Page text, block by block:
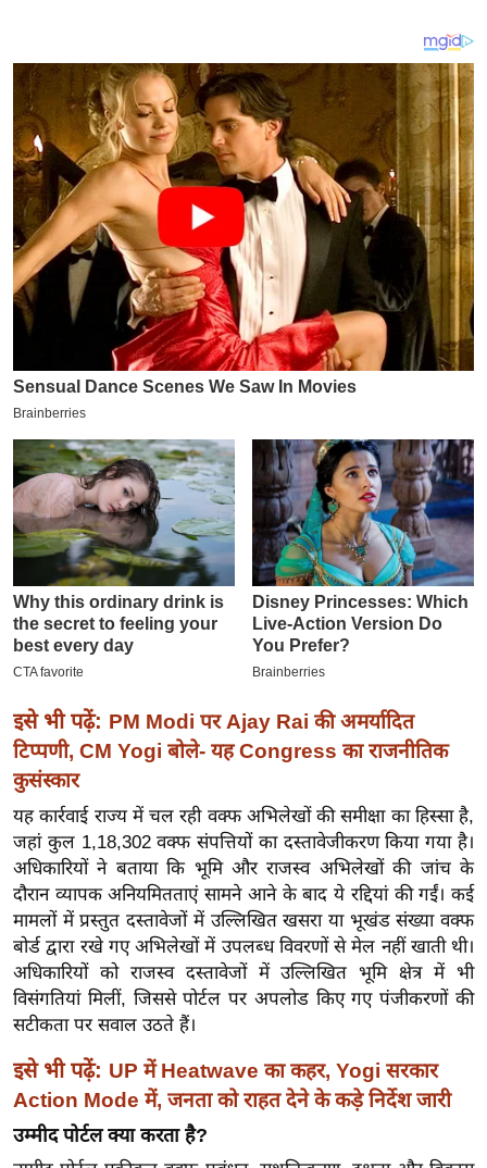
ल
क्रि
के
ट
I
P
L
2
0
2
6
क्रा
म
ई
-
पे
र
मि
सा
बे
मि
सा
ल
श
ख्सि
य
त
यं
ग
डि
या
सा
हि
इसे भी पढ़ें: PM Modi पर Ajay Rai की अमर्यादित
टिप्पणी, CM Yogi बोले- यह Congress का राजनीतिक
कुसंस्कार
यह कार्रवाई राज्य में चल रही वक्फ अभिलेखों की समीक्षा का हिस्सा है,
जहां कुल 1,18,302 वक्फ संपत्तियों का दस्तावेजीकरण किया गया है।
अधिकारियों ने बताया कि भूमि और राजस्व अभिलेखों की जांच के
दौरान व्यापक अनियमितताएं सामने आने के बाद ये रद्दियां की गईं। कई
मामलों में प्रस्तुत दस्तावेजों में उल्लिखित खसरा या भूखंड संख्या वक्फ
बोर्ड द्वारा रखे गए अभिलेखों में उपलब्ध विवरणों से मेल नहीं खाती थी।
अधिकारियों को राजस्व दस्तावेजों में उल्लिखित भूमि क्षेत्र में भी
विसंगतियां मिलीं, जिससे पोर्टल पर अपलोड किए गए पंजीकरणों की
सटीकता पर सवाल उठते हैं।
इसे भी पढ़ें: UP में Heatwave का कहर, Yogi सरकार
Action Mode में, जनता को राहत देने के कड़े निर्देश जारी
उम्मीद पोर्टल क्या करता है?